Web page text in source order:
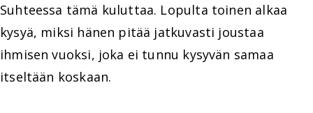
Suhteessa tämä kuluttaa. Lopulta toinen alkaa
kysyä, miksi hänen pitää jatkuvasti joustaa
ihmisen vuoksi, joka ei tunnu kysyvän samaa
itseltään koskaan.